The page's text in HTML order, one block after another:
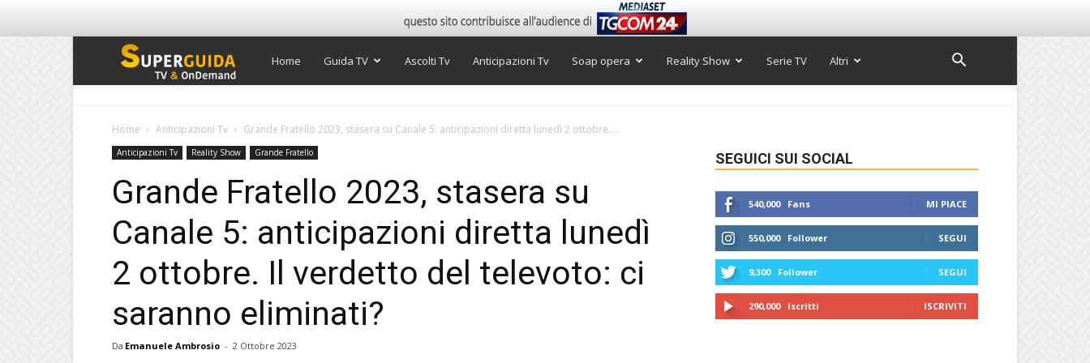
Super
TV
Home Guida TV Ascolti Tv Anticipazioni Tv Soap opera Reality Show Serie TV Altri
Home Anticipazioni Tv Grande Fratello 2023, stasera su Canale 5: anticipazioni diretta lunedì 2 ottobre....
Anticipazioni Tv Reality Show Grande Fratello
Grande Fratello 2023, stasera su
Canale 5: anticipazioni diretta lunedì
2 ottobre. Il verdetto del televoto: ci
saranno eliminati?
Da Emanuele Ambrosio - 2 Ottobre 2023
SEGUICI SUI SOCIAL
540,000 Fans MI PIACE
550,000 Follower SEGUI
9,300 Follower SEGUI
290,000 Iscritti ISCRIVITI